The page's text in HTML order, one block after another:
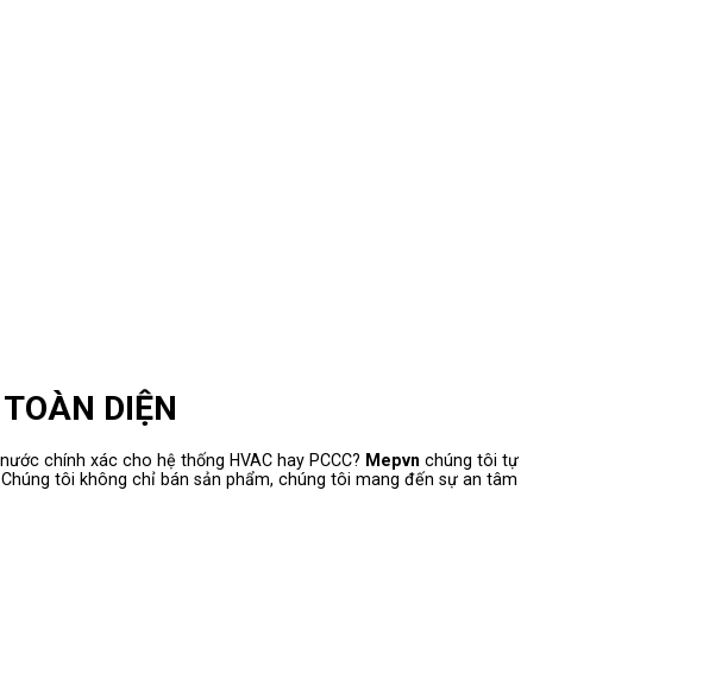
DIỆN
chính xác cho hệ thống HVAC hay PCCC? Mepvn chúng tôi tự
tôi không chỉ bán sản phẩm, chúng tôi mang đến sự an tâm